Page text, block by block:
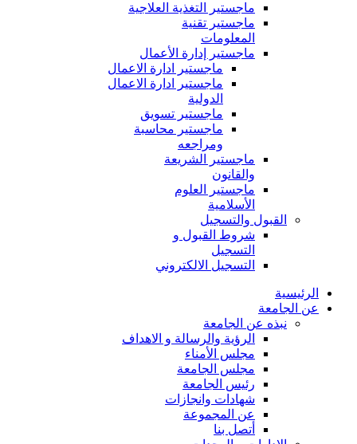
ماجستير التغذية العلاجية
ماجستير تقنية
المعلومات
ماجستير إدارة الأعمال
ماجستير ادارة الاعمال
ماجستير ادارة الاعمال
الدولية
ماجستير تسويق
ماجستير محاسبة
ومراجعه
ماجستير الشريعة
والقانون
ماجستير العلوم
الأسلامية
القبول والتسجيل
شروط القبول و
التسجيل
التسجيل الالكتروني
الرئيسية
عن الجامعة
نبذه عن الجامعة
الرؤية والرسالة و الاهداف
مجلس الأمناء
مجلس الجامعة
رئيس الجامعة
شهادات وانجازات
عن المجموعة
أتصل بنا